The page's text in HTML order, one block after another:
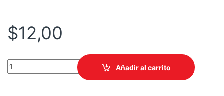
$12,00
ADAPTADOR DE RED TP-LINK TG-3468 GIGABIT PCI-
Añadir al carrito